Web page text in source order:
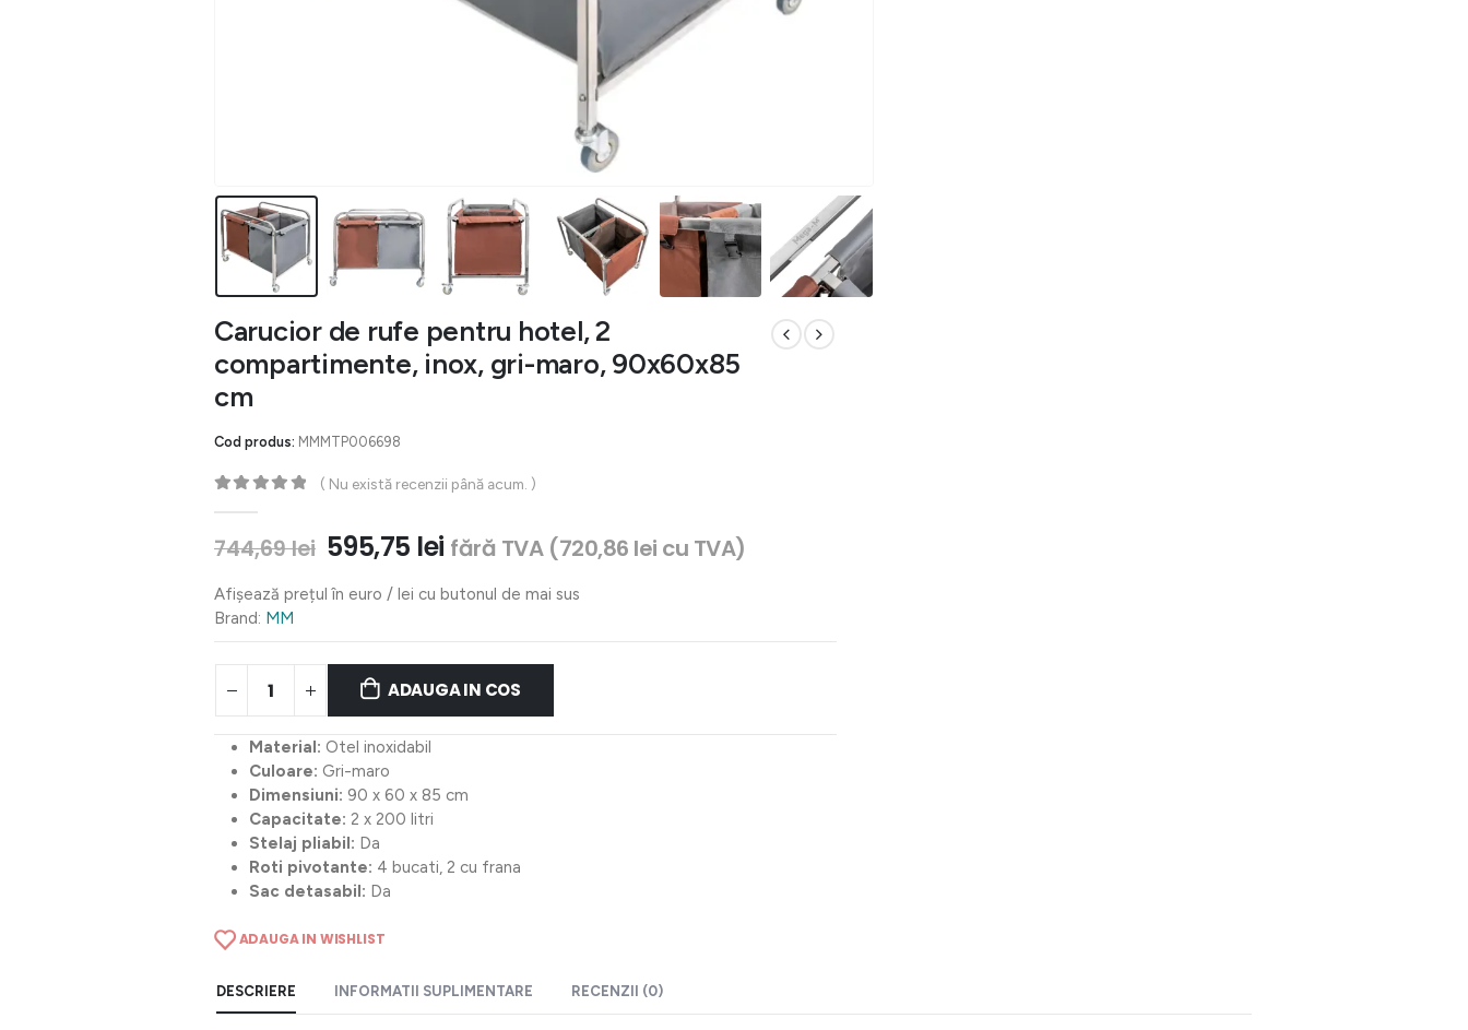
Carucior de rufe pentru hotel, 2
compartimente, inox, gri-maro, 90x60x85
cm
Cod produs: MMMTP006698
( Nu există recenzii până acum. )
744,69lei Prețul
a
744,69 lei.
595,75 leiPrețul
este:
fără TVA (720,86 lei cu TVA)
Afișează prețul în euro / lei cu butonul de mai sus
Brand: MM
ADAUGA IN COS
Material: Otel inoxidabil
Culoare: Gri-maro
Dimensiuni: 90 x 60 x 85 cm
Capacitate: 2 x 200 litri
Stelaj pliabil: Da
Roti pivotante: 4 bucati, 2 cu frana
Sac detasabil: Da
ADAUGA IN WISHLIST
DESCRIERE INFORMATII SUPLIMENTARE RECENZII (0)